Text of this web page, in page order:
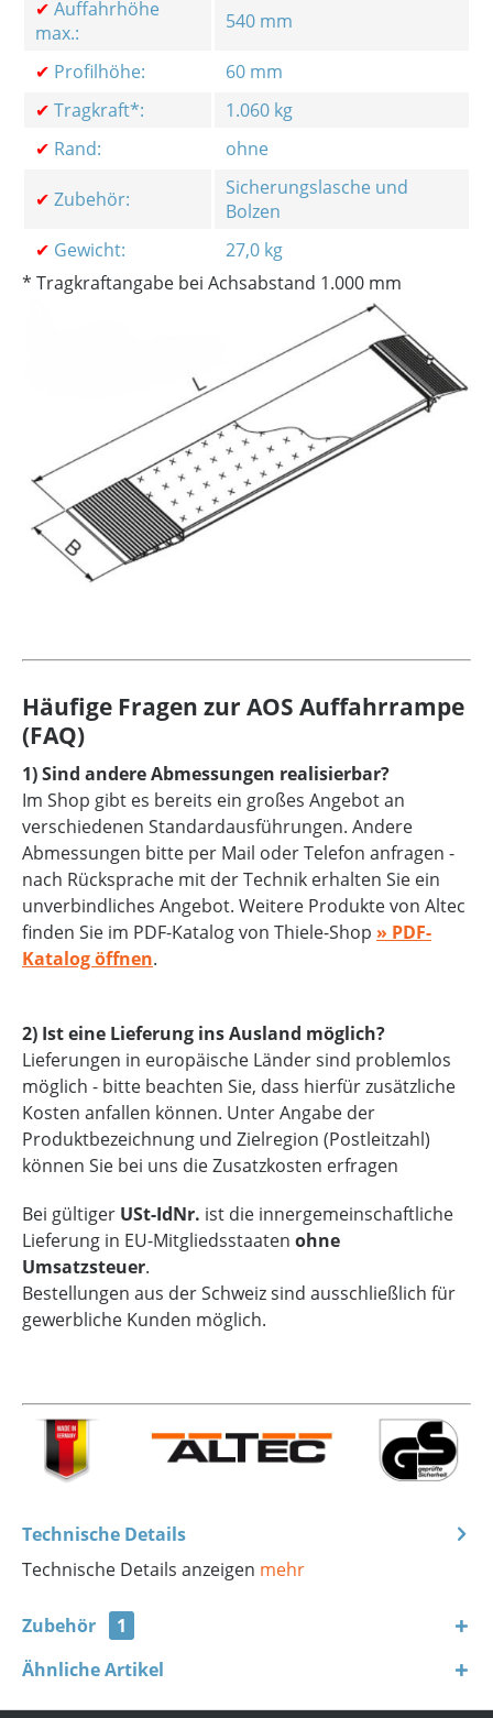
✔ Auffahrhöhe
max.:
540 mm
✔ Profilhöhe:
60 mm
✔ Tragkraft*:
1.060 kg
✔ Rand: ohne
✔ Zubehör:
Sicherungslasche und
Bolzen
✔ Gewicht:
27,0 kg
* Tragkraftangabe bei Achsabstand 1.000 mm
Häufige Fragen zur AOS Auffahrrampe
(FAQ)
1) Sind andere Abmessungen realisierbar?
Im Shop gibt es bereits ein großes Angebot an
verschiedenen Standardausführungen. Andere
Abmessungen bitte per Mail oder Telefon anfragen -
nach Rücksprache mit der Technik erhalten Sie ein
unverbindliches Angebot. Weitere Produkte von Altec
finden Sie im PDF-Katalog von Thiele-Shop » PDF-
Katalog öffnen.
2) Ist eine Lieferung ins Ausland möglich?
Lieferungen in europäische Länder sind problemlos
möglich - bitte beachten Sie, dass hierfür zusätzliche
Kosten anfallen können. Unter Angabe der
Produktbezeichnung und Zielregion (Postleitzahl)
können Sie bei uns die Zusatzkosten erfragen
Bei gültiger USt-IdNr. ist die innergemeinschaftliche
Lieferung in EU-Mitgliedsstaaten ohne
Umsatzsteuer.
Bestellungen aus der Schweiz sind ausschließlich für
gewerbliche Kunden möglich.
Technische Details
Technische Details anzeigen mehr
Zubehör
1
Ähnliche Artikel